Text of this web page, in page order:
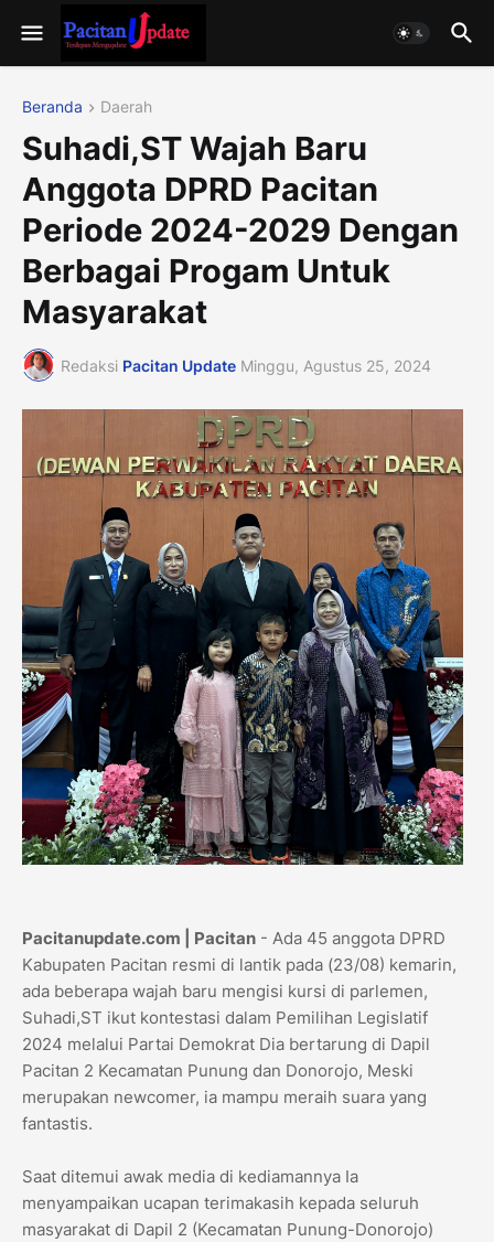
Beranda Daerah
Suhadi,ST Wajah Baru
Anggota DPRD Pacitan
Periode 2024-2029 Dengan
Berbagai Progam Untuk
Masyarakat
Redaksi Pacitan Update Minggu, Agustus 25, 2024
Pacitanupdate.com | Pacitan - Ada 45 anggota DPRD
Kabupaten Pacitan resmi di lantik pada (23/08) kemarin,
ada beberapa wajah baru mengisi kursi di parlemen,
Suhadi,ST ikut kontestasi dalam Pemilihan Legislatif
2024 melalui Partai Demokrat Dia bertarung di Dapil
Pacitan 2 Kecamatan Punung dan Donorojo, Meski
merupakan newcomer, ia mampu meraih suara yang
fantastis.
Saat ditemui awak media di kediamannya Ia
menyampaikan ucapan terimakasih kepada seluruh
masyarakat di Dapil 2 (Kecamatan Punung-Donorojo)